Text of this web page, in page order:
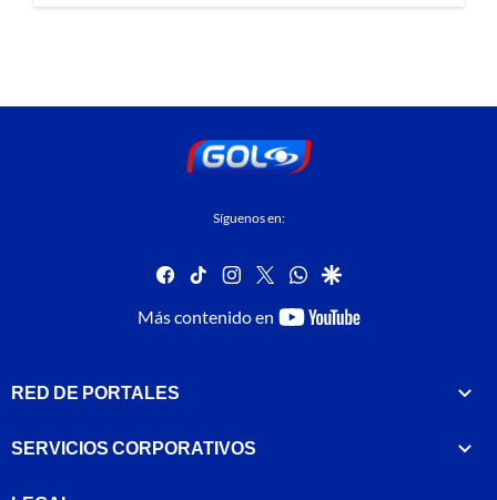
Síguenos en:
facebook
tiktok instagram
twitterwhatsapp
google
Más contenido en
youtube-
RED DE PORTALES
SERVICIOS CORPORATIVOS